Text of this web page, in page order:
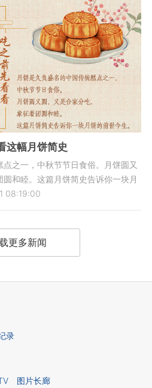
这幅月饼简史
之一，中秋节节日食俗。月饼圆又
和睦。这篇月饼简史告诉你一块月
08:19:00
更多新闻
录
图片长廊